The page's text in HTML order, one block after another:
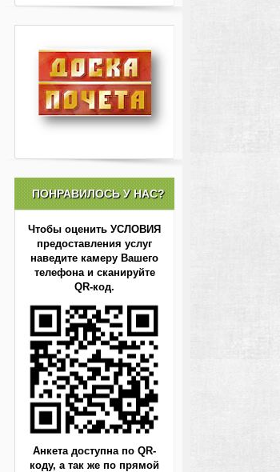
ПОНРАВИЛОСЬ У НАС?
Чтобы оценить УСЛОВИЯ
предоставления услуг
наведите камеру Вашего
телефона и сканируйте
QR-код.
Анкета доступна по QR-
коду, а так же по прямой